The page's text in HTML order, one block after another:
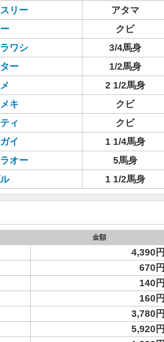
リー
アタマ
クビ
ワシ
3/4馬身
ー
1/2馬身
2 1/2馬身
キ
クビ
ィ
クビ
イ
1 1/4馬身
オー
5馬身
1 1/2馬身
金額
4,390円
670円
140円
160円
3,780円
5,920円